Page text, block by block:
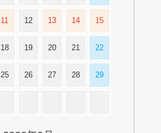
11 12 13 14 15
18 19 20 21 22
25 26 27 28 29